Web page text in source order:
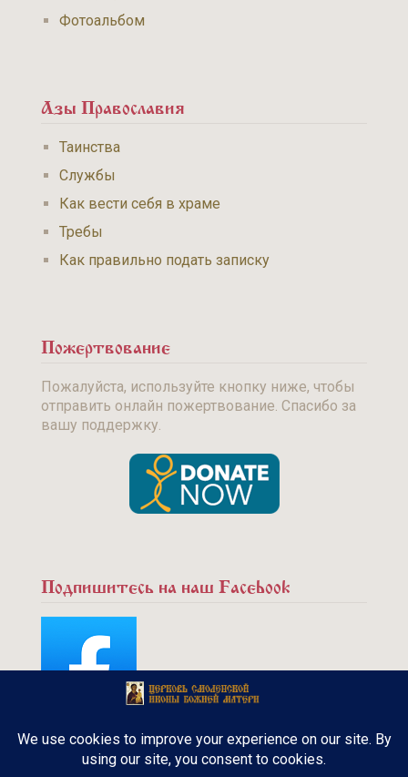
Фотоальбом
Азы Православия
Таинства
Службы
Как вести себя в храме
Требы
Как правильно подать записку
Пожертвование
Пожалуйста, используйте кнопку ниже, чтобы
отправить онлайн пожертвование. Спасибо за
вашу поддержку.
Подпишитесь на наш Facebook